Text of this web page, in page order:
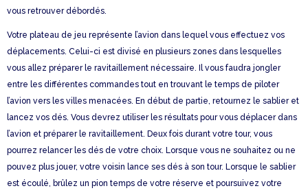
vous retrouver débordés.
Votre plateau de jeu représente l’avion dans lequel vous effectuez vos
déplacements. Celui-ci est divisé en plusieurs zones dans lesquelles
vous allez préparer le ravitaillement nécessaire. Il vous faudra jongler
entre les différentes commandes tout en trouvant le temps de piloter
l’avion vers les villes menacées. En début de partie, retournez le sablier et
lancez vos dés. Vous devrez utiliser les résultats pour vous déplacer dans
l’avion et préparer le ravitaillement. Deux fois durant votre tour, vous
pourrez relancer les dés de votre choix. Lorsque vous ne souhaitez ou ne
pouvez plus jouer, votre voisin lance ses dés à son tour. Lorsque le sablier
est écoulé, brûlez un pion temps de votre réserve et poursuivez votre